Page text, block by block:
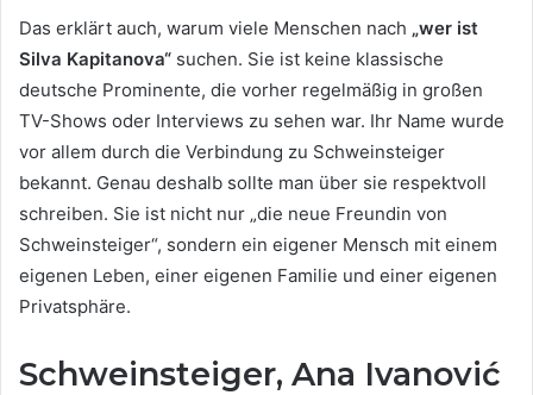
Das erklärt auch, warum viele Menschen nach „wer ist
Silva Kapitanova“ suchen. Sie ist keine klassische
deutsche Prominente, die vorher regelmäßig in großen
TV-Shows oder Interviews zu sehen war. Ihr Name wurde
vor allem durch die Verbindung zu Schweinsteiger
bekannt. Genau deshalb sollte man über sie respektvoll
schreiben. Sie ist nicht nur „die neue Freundin von
Schweinsteiger“, sondern ein eigener Mensch mit einem
eigenen Leben, einer eigenen Familie und einer eigenen
Privatsphäre.
Schweinsteiger, Ana Ivanović